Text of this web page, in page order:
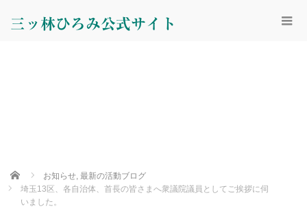
三ッ林ひろみ公式サイト
Home お知らせ, 最新の活動ブログ
埼玉13区、各自治体、首長の皆さまへ衆議院議員としてご挨拶に伺
いました。